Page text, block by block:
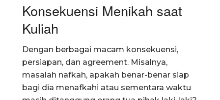
Konsekuensi Menikah saat
Kuliah
Dengan berbagai macam konsekuensi,
persiapan, dan agreement. Misalnya,
masalah nafkah, apakah benar-benar siap
bagi dia menafkahi atau sementara waktu